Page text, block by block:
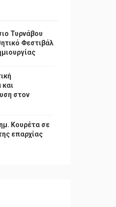
Τυρνάβου
Φεστιβάλ
στον
Κουρέτα σε
επαρχίας